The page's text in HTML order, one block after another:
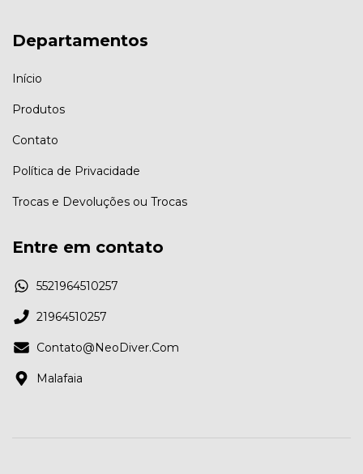
Departamentos
Início
Produtos
Contato
Política de Privacidade
Trocas e Devoluções ou Trocas
Entre em contato
5521964510257
21964510257
Contato@NeoDiver.Com
Malafaia